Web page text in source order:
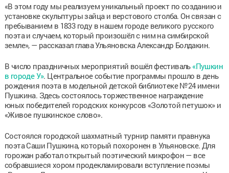
«В этом году мы реализуем уникальный проект по созданию и
установке скульптуры зайца и верстового столба. Он связан с
пребыванием в 1833 году в нашем городе великого русского
поэта и случаем, который произошёл с ним на симбирской
земле», — рассказал глава Ульяновска Александр Болдакин.
В число праздничных мероприятий вошёл фестиваль «Пушкин
в городе У». Центральное событие программы прошло в день
рождения поэта в модельной детской библиотеке №24 имени
Пушкина. Здесь состоялось торжественное награждение
юных победителей городских конкурсов «Золотой петушок» и
«Живое пушкинское слово».
Состоялся городской шахматный турнир памяти правнука
поэта Саши Пушкина, который похоронен в Ульяновске. Для
горожан работал открытый поэтический микрофон — все
собравшиеся хором продекламировали вступление поэмы